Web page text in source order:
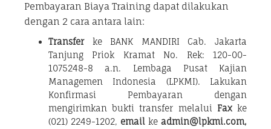
Pembayaran Biaya Training dapat dilakukan
dengan 2 cara antara lain:
Transferke BANK MANDIRI Cab. Jakarta
Tanjung Priok Kramat No. Rek: 120-00-
1075248-8 a.n. Lembaga Pusat Kajian
Managemen Indonesia (LPKMI). Lakukan
Konfirmasi Pembayaran dengan
mengirimkan bukti transfer melalui Faxke
(021) 2249-1202, email ke admin@lpkmi.com,